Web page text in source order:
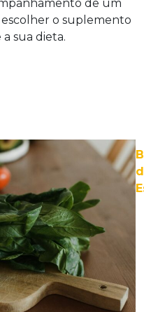
de um
o suplemento
sua dieta.